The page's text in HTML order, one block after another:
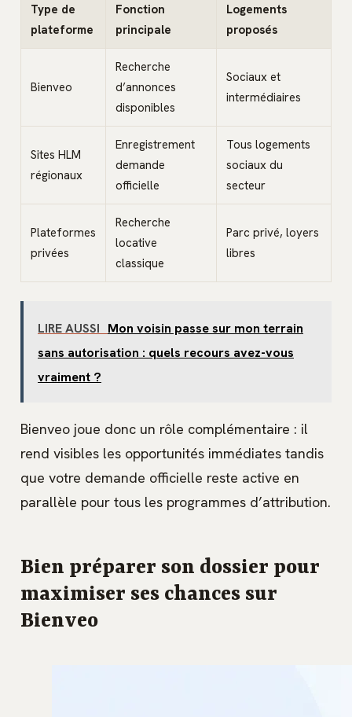
Type de
plateforme
Fonction
principale
Logements
proposés
Bienveo
Recherche
d’annonces
disponibles
Sociaux et
intermédiaires
Sites HLM
régionaux
Enregistrement
demande
officielle
Tous logements
sociaux du
secteur
Plateformes
privées
Recherche
locative
classique
Parc privé, loyers
libres
LIRE AUSSI Mon voisin passe sur mon terrain
sans autorisation : quels recours avez-vous
vraiment ?
Bienveo joue donc un rôle complémentaire : il
rend visibles les opportunités immédiates tandis
que votre demande officielle reste active en
parallèle pour tous les programmes d’attribution.
Bien préparer son dossier pour
maximiser ses chances sur
Bienveo